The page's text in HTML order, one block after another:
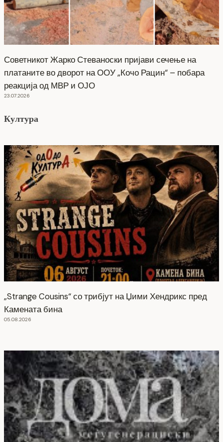
Советникот Жарко Стеваноски пријави сечење на
платаните во дворот на ООУ „Кочо Рацин“ – побара
реакција од МВР и ОЈО
23.07.2026
Култура
„Strange Cousins“ со трибјут на Џими Хендрикс пред
Камената бина
05.08.2026